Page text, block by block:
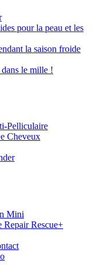
pour la peau et les
la saison froide
le mille !
Pelliculaire
Cheveux
Mini
Repair Rescue+